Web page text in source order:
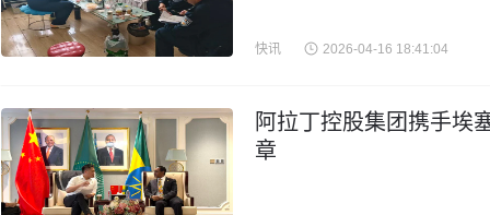
快讯 2026-04-16 18:41:04
阿拉丁控股集团携手埃
章